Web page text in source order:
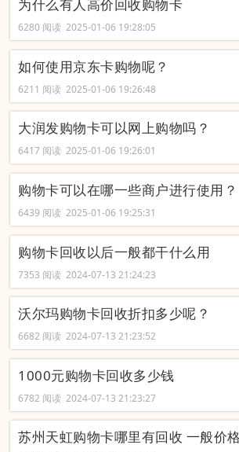
为什么有人高价回收购物卡
6280 阅读 2025-01-06 19:28:05
如何使用京东卡购物呢？
6211 阅读 2025-01-06 19:26:48
大润发购物卡可以网上购物吗？
6417 阅读 2025-01-06 19:26:01
购物卡可以在哪一些商户进行使用？
6439 阅读 2025-01-06 19:25:31
购物卡回收以后一般都干什么用
7353 阅读 2024-07-13 21:24:23
沃尔玛购物卡回收折扣多少呢？
6682 阅读 2024-07-13 21:23:52
1000元购物卡回收多少钱
6782 阅读 2024-07-13 21:23:27
苏州天虹购物卡哪里有回收 一般价